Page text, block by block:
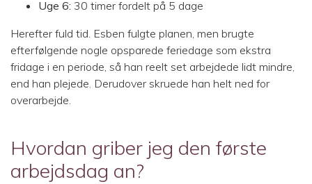
Uge 6: 30 timer fordelt på 5 dage
Herefter fuld tid. Esben fulgte planen, men brugte
efterfølgende nogle opsparede feriedage som ekstra
fridage i en periode, så han reelt set arbejdede lidt mindre,
end han plejede. Derudover skruede han helt ned for
overarbejde.
Hvordan griber jeg den første
arbejdsdag an?